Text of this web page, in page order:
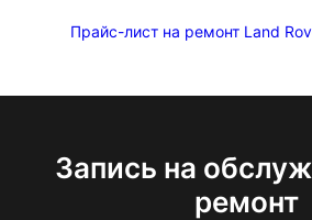
Прайс-лист на ремонт Land
Запись на
ремонт